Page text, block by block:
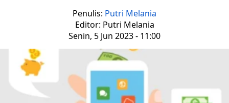
Penulis: Putri Melania
Editor: Putri Melania
Senin, 5 Jun 2023 - 11:00